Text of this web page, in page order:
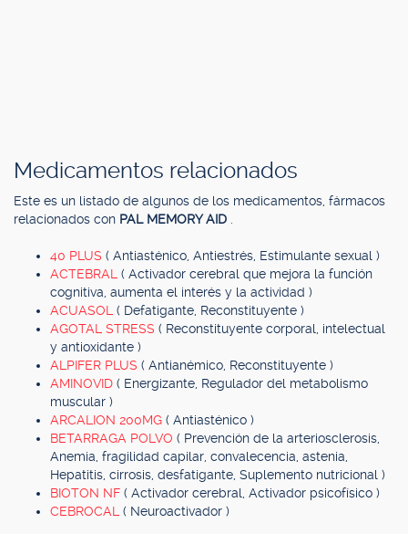
Medicamentos relacionados
Este es un listado de algunos de los medicamentos, fármacos
relacionados con PAL MEMORY AID
40 PLUS ( Antiasténico, Antiestrés, Estimulante sexual )
ACTEBRAL ( Activador cerebral que mejora la función
cognitiva, aumenta el interés y la actividad )
ACUASOL ( Defatigante, Reconstituyente )
AGOTAL STRESS ( Reconstituyente corporal, intelectual
y antioxidante )
ALPIFER PLUS ( Antianémico, Reconstituyente )
AMINOVID ( Energizante, Regulador del metabolismo
muscular )
ARCALION 200MG ( Antiasténico )
BETARRAGA POLVO ( Prevención de la arteriosclerosis,
Anemia, fragilidad capilar, convalecencia, astenia,
Hepatitis, cirrosis, desfatigante, Suplemento nutricional )
BIOTON NF ( Activador cerebral, Activador psicofísico )
CEBROCAL ( Neuroactivador )